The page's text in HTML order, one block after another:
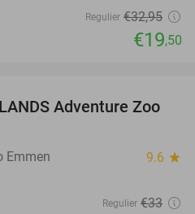
Regulier €32,95
€19,50
24%
Adventure Zoo
Emmen 9.6 star
Regulier €33